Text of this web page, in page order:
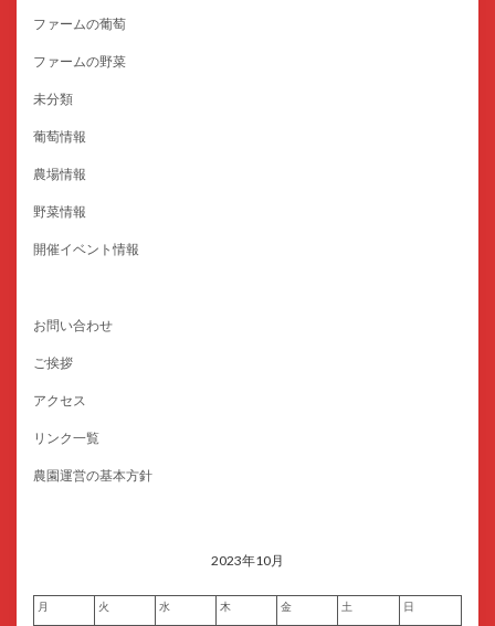
ファームの葡萄
ファームの野菜
未分類
葡萄情報
農場情報
野菜情報
開催イベント情報
お問い合わせ
ご挨拶
アクセス
リンク一覧
農園運営の基本方針
2023年10月
月 火 水 木 金 土 日